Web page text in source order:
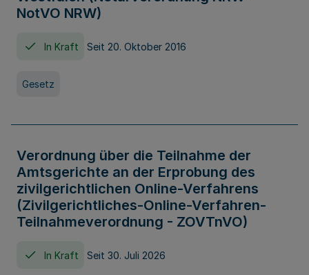
NotVO NRW)
In Kraft Seit 20. Oktober 2016
Gesetz
Verordnung über die Teilnahme der
Amtsgerichte an der Erprobung des
zivilgerichtlichen Online-Verfahrens
(Zivilgerichtliches-Online-Verfahren-
Teilnahmeverordnung - ZOVTnVO)
In Kraft Seit 30. Juli 2026